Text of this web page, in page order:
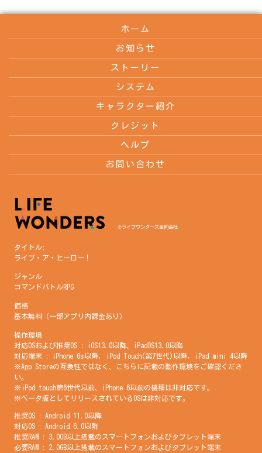
ホーム
お知らせ
ストーリー
システム
キャラクター紹介
クレジット
ヘルプ
お問い合わせ
©ライフワンダーズ合同会社
タイトル;
ライブ・ア・ヒーロー！
ジャンル
コマンドバトルRPG
価格
基本無料（一部アプリ内課金あり）
操作環境
対応OSおよび推奨OS : iOS13.0以降、iPadOS13.0以降
対応端末 : iPhone 6s以降, iPod Touch(第7世代)以降, iPad mini 4以降
※App Storeの互換性ではなく、こちらに記載の動作環境をご確認くださ
い。
※iPod touch第6世代以前、iPhone 6以前の機種は非対応です。
※ベータ版としてリリースされているOSは非対応です。
推奨OS : Android 11.0以降
対応OS : Android 6.0以降
推奨RAM : 3.0GB以上搭載のスマートフォンおよびタブレット端末
必要RAM : 2.0GB以上搭載のスマートフォンおよびタブレット端末